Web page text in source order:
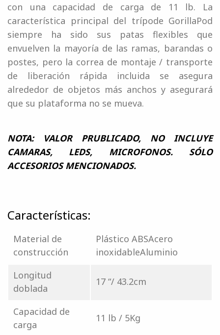
con una capacidad de carga de 11 lb. La
característica principal del trípode GorillaPod
siempre ha sido sus patas flexibles que
envuelven la mayoría de las ramas, barandas o
postes, pero la correa de montaje / transporte
de liberación rápida incluida se asegura
alrededor de objetos más anchos y asegurará
que su plataforma no se mueva.
NOTA: VALOR PRUBLICADO, NO INCLUYE
CAMARAS, LEDS, MICROFONOS. SÓLO
ACCESORIOS MENCIONADOS.
Características:
Material de
construcción
Plástico ABSAcero
inoxidableAluminio
Longitud
doblada
17 “/ 43.2cm
Capacidad de
carga
11 lb / 5Kg